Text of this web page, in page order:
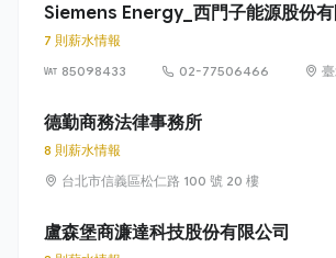
Siemens Energy_西門子能源股份有
7 則薪水情報
85098433
02-77506466
德勤商務法律事務所
8 則薪水情報
台北市信義區松仁路 100 號 20 樓
盧森堡商濂達科技股份有限公司